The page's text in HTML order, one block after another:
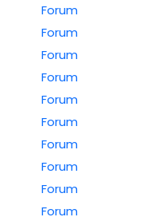
Forum
Forum
Forum
Forum
Forum
Forum
Forum
Forum
Forum
Forum